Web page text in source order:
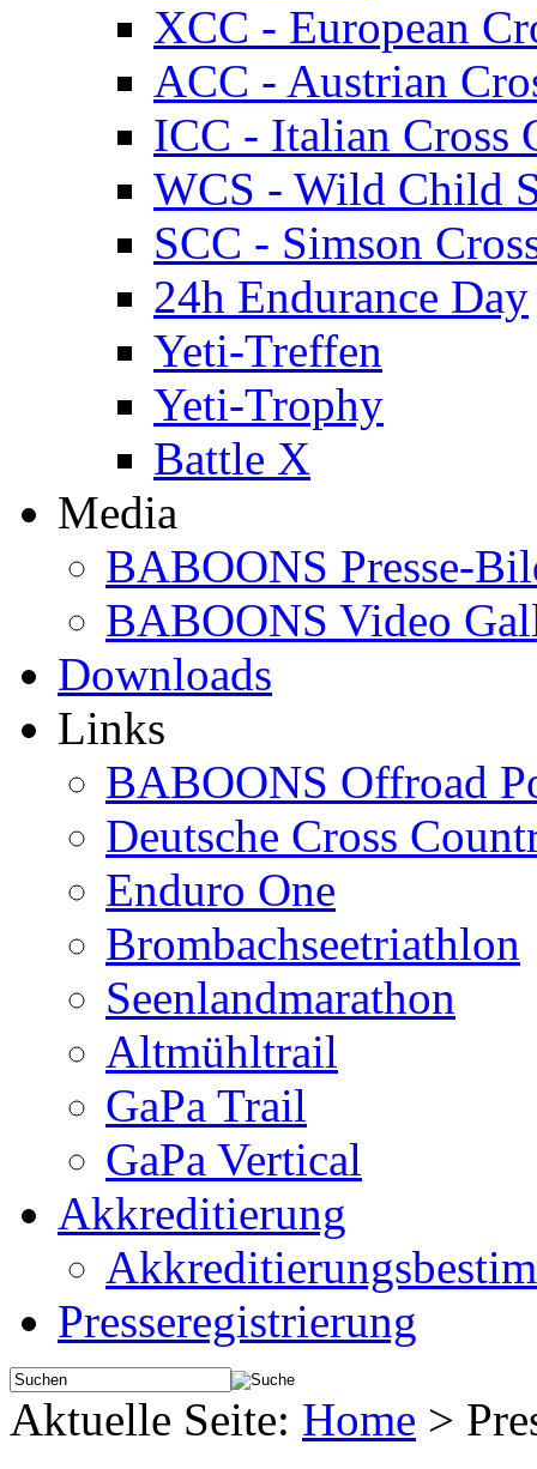
XCC - European
ACC - Austrian
ICC - Italian Cross
WCS - Wild Child
SCC - Simson
24h Endurance Day
Yeti-Treffen
Yeti-Trophy
Battle X
Media
BABOONS Presse-
BABOONS Video
Downloads
Links
BABOONS Offroad
Deutsche Cross
Enduro One
Brombachseetriathlon
Seenlandmarathon
Altmühltrail
GaPa Trail
GaPa Vertical
Akkreditierung
Presseregistrierung
Aktuelle Seite: Home >